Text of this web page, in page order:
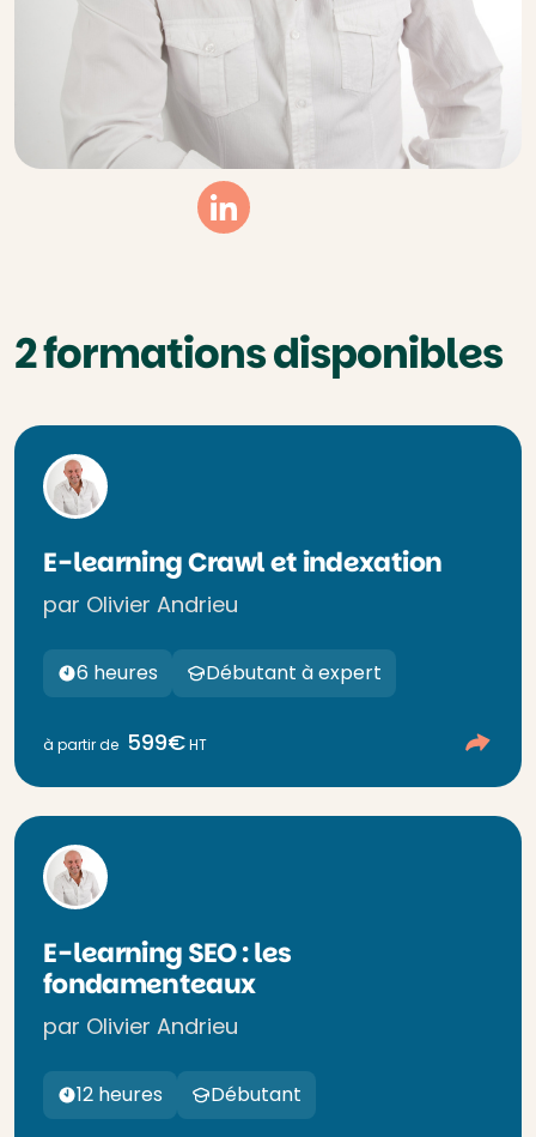
Linkedin
2 formations disponibles
E-learning Crawl et indexation
par Olivier Andrieu
6 heures Débutant à expert
à partir de 599€HT
E-learning SEO : les
fondamenteaux
par Olivier Andrieu
12 heures Débutant